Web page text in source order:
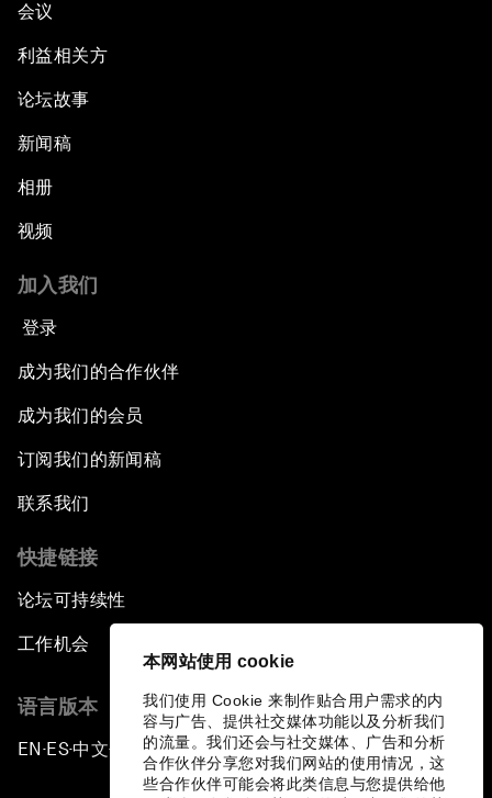
本网站使用 cookie
我们使用 Cookie 来制作贴合用户需求的内
容与广告、提供社交媒体功能以及分析我们
的流量。我们还会与社交媒体、广告和分析
合作伙伴分享您对我们网站的使用情况，这
些合作伙伴可能会将此类信息与您提供给他
会议
利益相关方
论坛故事
新闻稿
相册
视频
加入我们
登录
成为我们的合作伙伴
成为我们的会员
订阅我们的新闻稿
联系我们
快捷链接
论坛可持续性
工作机会
语言版本
EN ▪ ES▪中文▪ 日本語